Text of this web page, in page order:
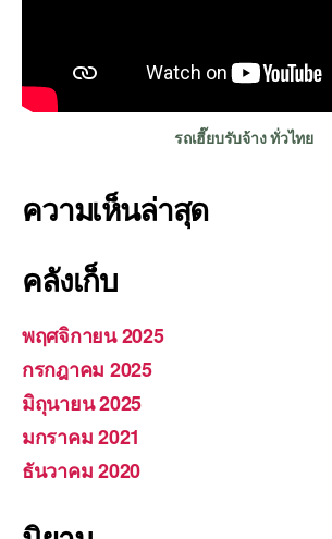
รถเฮี๊ยบรับจ้าง ทั่วไทย
ความเห็นล่าสุด
คลังเก็บ
พฤศจิกายน 2025
กรกฎาคม 2025
มิถุนายน 2025
มกราคม 2021
ธันวาคม 2020